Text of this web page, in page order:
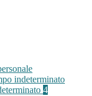
indeterminato
4